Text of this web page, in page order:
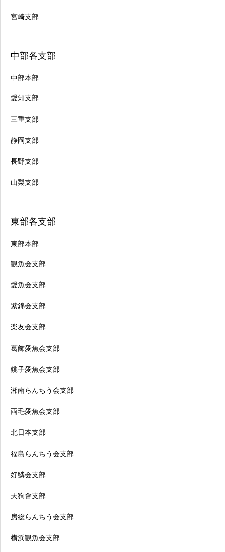
宮崎支部
中部各支部
中部本部
愛知支部
三重支部
静岡支部
長野支部
山梨支部
東部各支部
東部本部
観魚会支部
愛魚会支部
紫錦会支部
楽友会支部
葛飾愛魚会支部
銚子愛魚会支部
湘南らんちう会支部
両毛愛魚会支部
北日本支部
福島らんちう会支部
好鱗会支部
天狗會支部
房総らんちう会支部
横浜観魚会支部